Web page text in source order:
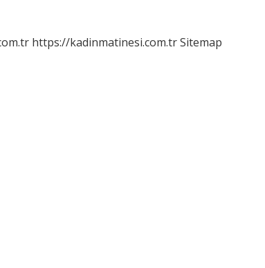
https://kadinmatinesi.com.trSitemap